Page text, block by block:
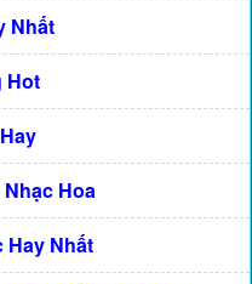
Nhất
Hot
Hoa
Hay Nhất